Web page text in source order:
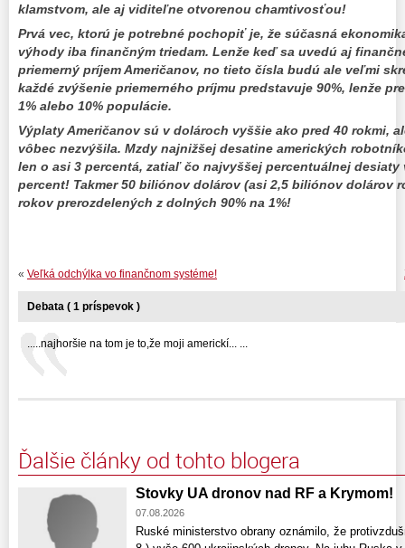
klamstvom, ale aj viditeľne otvorenou chamtivosťou!
Prvá vec, ktorú je potrebné pochopiť je, že súčasná
výhody iba finančným triedam. Lenže keď sa uvedú aj
priemerný príjem Američanov, no tieto čísla budú ale veľmi
každé zvýšenie priemerného príjmu predstavuje 90%, lenže
1% alebo 10% populácie.
Výplaty Američanov sú v dolároch vyššie ako pred 40 rokmi,
vôbec nezvýšila. Mzdy najnižšej desatine amerických
len o asi 3 percentá, zatiaľ čo najvyššej percentuálnej desiaty
percent! Takmer 50 biliónov dolárov (asi 2,5 biliónov dolárov
rokov prerozdelených z dolných 90% na 1%!
« Veľká odchýlka vo finančnom systéme!
Debata ( 1 príspevok )
.....najhoršie na tom je to,že moji americkí... ...
Ďalšie články od tohto blogera
Stovky UA dronov nad RF a Krymom!
07.08.2026
Ruské ministerstvo obrany oznámilo, že